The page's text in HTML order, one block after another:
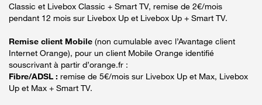
Classic et Livebox Classic + Smart TV, remise de 2€/mois
pendant 12 mois sur Livebox Up et Livebox Up + Smart TV.
Remise client Mobile (non cumulable avec l’Avantage client
Internet Orange), pour un client Mobile Orange identifié
souscrivant à partir d’orange.fr :
Fibre/ADSL : remise de 5€/mois sur Livebox Up et Max, Livebox
Up et Max + Smart TV.